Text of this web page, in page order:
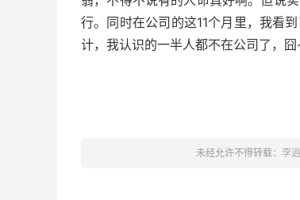
行。同时在公司的这11个月里，我看
计，我认识的一半人都不在公司了，囧
未经允许不得转载： 李